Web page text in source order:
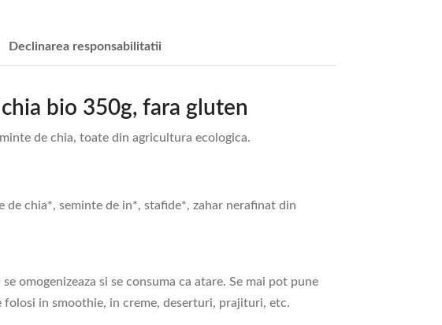
Declinarea responsabilitatii
bio 350g, fara gluten
de chia, toate din agricultura ecologica.
de chia*, seminte de in*, stafide*, zahar nerafinat din
omogenizeaza si se consuma ca atare. Se mai pot pune
folosi in smoothie, in creme, deserturi, prajituri, etc.